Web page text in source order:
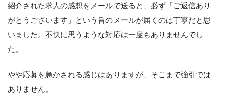
紹介された求人の感想をメールで送ると、必ず「ご返信あり
がとうございます」という旨のメールが届くのは丁寧だと思
いました。不快に思うような対応は一度もありませんでし
た。
やや応募を急かされる感じはありますが、そこまで強引では
ありません。